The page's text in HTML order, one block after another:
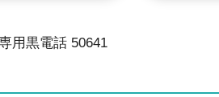
用黒電話 50641